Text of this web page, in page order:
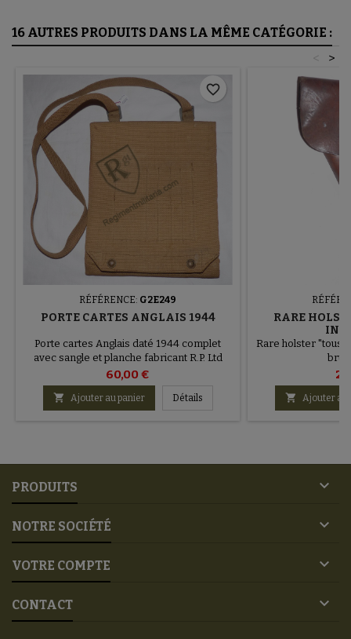
16 AUTRES PRODUITS DANS LA MÊME CATÉGORIE :
>
<
RÉFÉRENCE: G2E249
PORTE CARTES ANGLAIS 1944
Porte cartes Anglais daté 1944 complet
avec sangle et planche fabricant R.P. Ltd
60,00 €
 Ajouter au panier Détails
favorite_border
RARE
Rare holster "tous
 Ajouter au
PRODUITS 
NOTRE SOCIÉTÉ 
VOTRE COMPTE 
CONTACT 